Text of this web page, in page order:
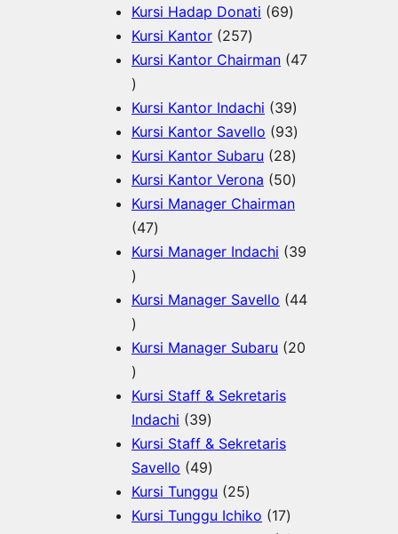
d
u
k
u
d
o
9
P
r
d
u
k
Kursi Hadap Donati 696
P
o
d
u
k
Kursi Kantor 2572
5
P
r
o
d
u
Kursi Kantor Chairman 47
4
7
P
r
o
d
u
k
Kursi Kantor Indachi 393
9
P
r
o
u
Kursi Kantor Savello 939
3
P
r
d
k
Kursi Kantor Subaru 282
8
P
o
u
Kursi Kantor Verona 505
0
r
d
k
Kursi Manager Chairman
474
7
r
d
k
Kursi Manager Indachi
39
3
9
P
r
o
d
u
k
Kursi Manager Savello
44
4
4
P
r
o
d
u
k
Kursi Manager Subaru
20
2
0
P
r
o
d
u
Kursi Staff & Sekretaris
Indachi
393
9
P
r
o
Kursi Staff & Sekretaris
Savello
494
9
P
Kursi Tunggu 252
5
Kursi Tunggu Ichiko 171